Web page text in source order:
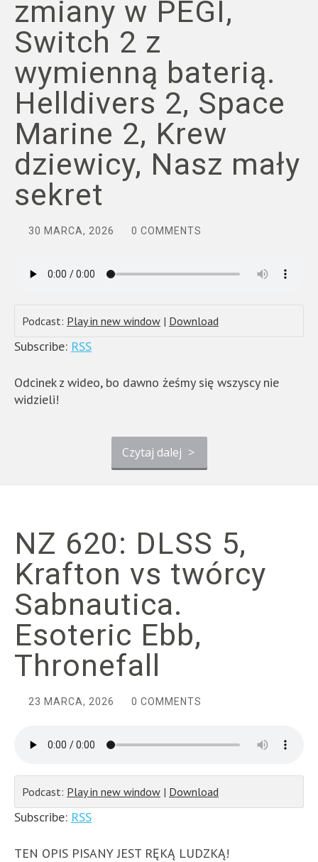
zmiany w PEGI,
Switch 2 z
wymienną baterią.
Helldivers 2, Space
Marine 2, Krew
dziewicy, Nasz mały
sekret
30 MARCA, 2026 0 COMMENTS
Podcast: Play in new window | Download
Subscribe: RSS
Odcinek z wideo, bo dawno żeśmy się wszyscy nie
widzieli!
Czytaj dalej >
NZ 620: DLSS 5,
Krafton vs twórcy
Sabnautica.
Esoteric Ebb,
Thronefall
23 MARCA, 2026 0 COMMENTS
Podcast: Play in new window | Download
Subscribe: RSS
TEN OPIS PISANY JEST RĘKĄ LUDZKĄ!